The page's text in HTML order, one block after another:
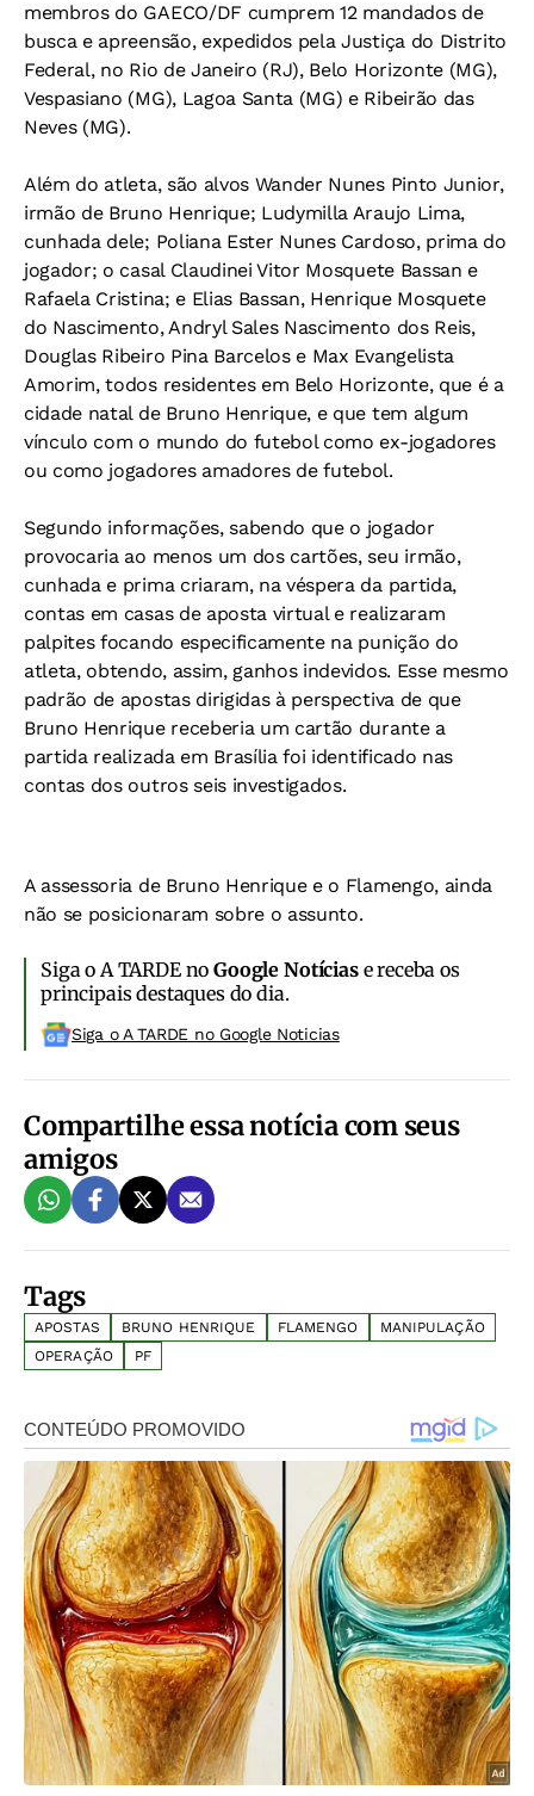
membros do GAECO/DF cumprem 12 mandados de
busca e apreensão, expedidos pela Justiça do Distrito
Federal, no Rio de Janeiro (RJ), Belo Horizonte (MG),
Vespasiano (MG), Lagoa Santa (MG) e Ribeirão das
Neves (MG).
Além do atleta, são alvos Wander Nunes Pinto Junior,
irmão de Bruno Henrique; Ludymilla Araujo Lima,
cunhada dele; Poliana Ester Nunes Cardoso, prima do
jogador; o casal Claudinei Vitor Mosquete Bassan e
Rafaela Cristina; e Elias Bassan, Henrique Mosquete
do Nascimento, Andryl Sales Nascimento dos Reis,
Douglas Ribeiro Pina Barcelos e Max Evangelista
Amorim, todos residentes em Belo Horizonte, que é a
cidade natal de Bruno Henrique, e que tem algum
vínculo com o mundo do futebol como ex-jogadores
ou como jogadores amadores de futebol.
Segundo informações, sabendo que o jogador
provocaria ao menos um dos cartões, seu irmão,
cunhada e prima criaram, na véspera da partida,
contas em casas de aposta virtual e realizaram
palpites focando especificamente na punição do
atleta, obtendo, assim, ganhos indevidos. Esse mesmo
padrão de apostas dirigidas à perspectiva de que
Bruno Henrique receberia um cartão durante a
partida realizada em Brasília foi identificado nas
contas dos outros seis investigados.
A assessoria de Bruno Henrique e o Flamengo, ainda
não se posicionaram sobre o assunto.
Siga o A TARDE noGoogle Notíciase receba os
principais destaques do dia.
Siga o A TARDE no Google Noticias
Compartilhe essa notícia com seus
amigos
Tags
APOSTAS BRUNO HENRIQUE FLAMENGO
MANIPULAÇÃO
OPERAÇÃO
PF